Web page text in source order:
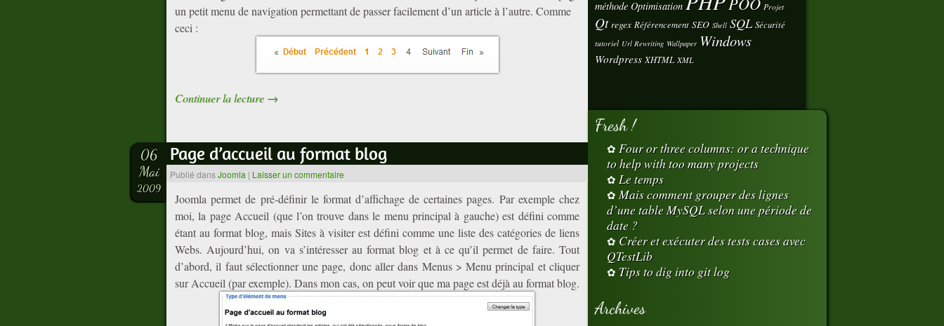
un petit menu de navigation permettant de passer facilement d’un article à l’autre. Comme
ceci :
Continuer la lecture →
Page d’accueil au format blog
Publié dansJoomla | Laisser un commentaire
06
Mai
2009
Joomla permet de pré-définir le format d’affichage de certaines pages. Par exemple chez
moi, la page Accueil (que l’on trouve dans le menu principal à gauche) est défini comme
étant au format blog, mais Sites à visiter est défini comme une liste des catégories de liens
Webs. Aujourd’hui, on va s’intéresser au format blog et à ce qu’il permet de faire. Tout
d’abord, il faut sélectionner une page, donc aller dans Menus > Menu principal et cliquer
sur Accueil (par exemple). Dans mon cas, on peut voir que ma page est déjà au format blog.
méthode Optimisation Projet
Qt regex Référencement SEO Shell SQL Sécurité
tutoriel Url Rewriting Wallpaper Windows
Wordpress XHTML XML
Fresh !
Four or three columns: or a technique
to help with too many projects
Le temps
Mais comment grouper des lignes
d’une table MySQL selon une période de
date ?
Créer et exécuter des tests cases avec
QTestLib
Tips to dig into git log
Archives